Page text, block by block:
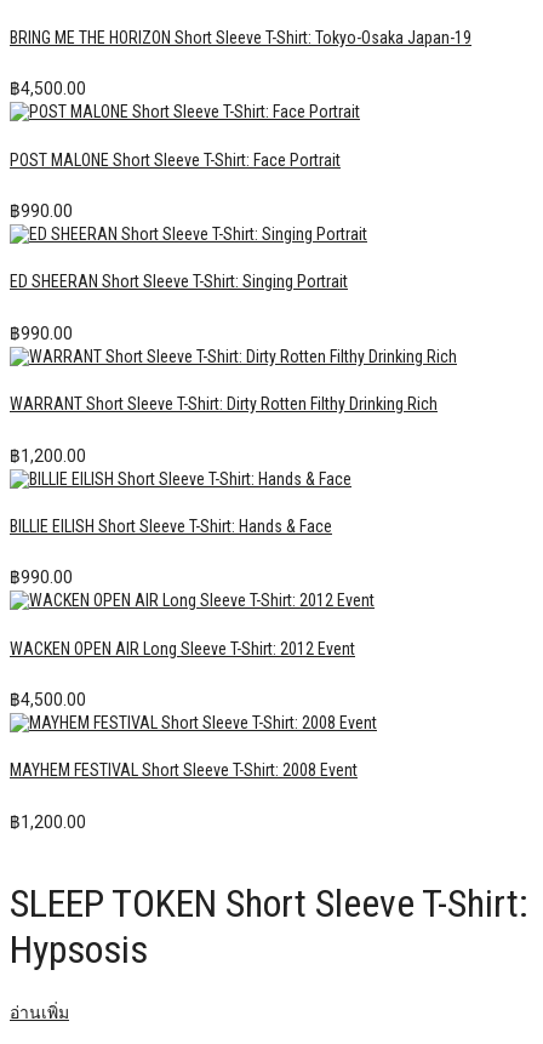
BRING ME THE HORIZON Short Sleeve T-Shirt: Tokyo-Osaka Japan-19
฿4,500.00
POST MALONE Short Sleeve T-Shirt: Face Portrait
฿990.00
ED SHEERAN Short Sleeve T-Shirt: Singing Portrait
฿990.00
WARRANT Short Sleeve T-Shirt: Dirty Rotten Filthy Drinking Rich
฿1,200.00
BILLIE EILISH Short Sleeve T-Shirt: Hands & Face
฿990.00
WACKEN OPEN AIR Long Sleeve T-Shirt: 2012 Event
฿4,500.00
MAYHEM FESTIVAL Short Sleeve T-Shirt: 2008 Event
฿1,200.00
SLEEP TOKEN Short Sleeve T-Shirt:
Hypsosis
อ่านเพิ่ม